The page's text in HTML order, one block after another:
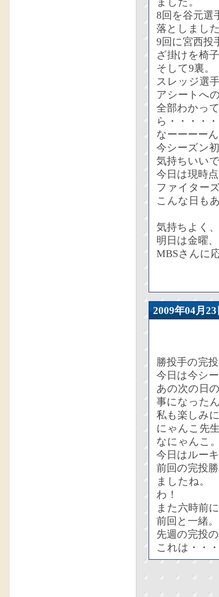
8回を谷元選
落としまし
9回に宮西投
ざ掛けを椅
そして9裏。
スレッジ選
アシートへ
全部わかっ
ら・・・・
なーーーー
今シーズン
気持ちいい
今日は現時
ファイター
こんな日も
気持ちよく
明日は金曜
MBSさんに
2009年04
勝投手の完
今日は今シ
あの次の日
事になった
私も楽しみ
にゃんこ先
なにゃんこ
今日はルー
前回の完投
ましたね。
わ！
また六時前
前回と一緒。
先週の完投
これは・・